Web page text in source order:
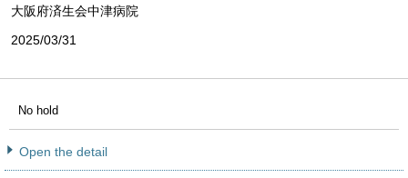
大阪府済生会中津病院
2025/03/31
No hold
Open the detail